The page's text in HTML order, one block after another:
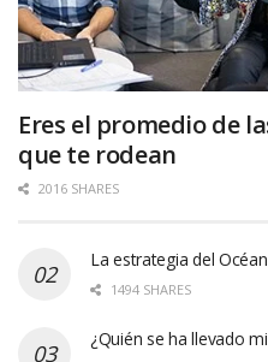
Eres el promedio de
que te rodean
2016 SHARES
La estrategia del
1494 SHARES
¿Quién se ha llevado